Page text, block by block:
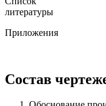
Приложения
Состав